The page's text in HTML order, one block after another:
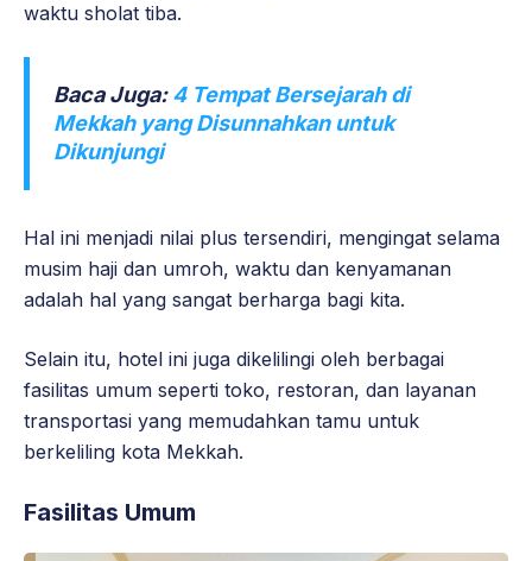
waktu sholat tiba.
Baca Juga:4 Tempat Bersejarah di
Mekkah yang Disunnahkan untuk
Dikunjungi
Hal ini menjadi nilai plus tersendiri, mengingat selama
musim haji dan umroh, waktu dan kenyamanan
adalah hal yang sangat berharga bagi kita.
Selain itu, hotel ini juga dikelilingi oleh berbagai
fasilitas umum seperti toko, restoran, dan layanan
transportasi yang memudahkan tamu untuk
berkeliling kota Mekkah.
Fasilitas Umum